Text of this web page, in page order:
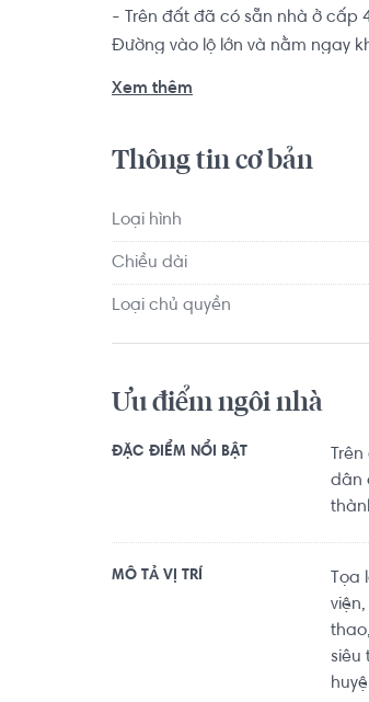
- Trên đất đã có sẵn nhà ở cấp
Đường vào lộ lớn và nằm ngay
tế, nhà hàng, khu vui chơi giải
Chi.
Xem thêm
Thông tin cơ bản
Loại hình
Chiều dài
Loại chủ quyền
Ưu điểm ngôi nhà
ĐẶC ĐIỂM NỔI BẬT
dân
MÔ TẢ VỊ TRÍ
siêu